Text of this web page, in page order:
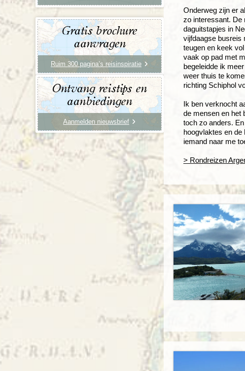
Onderweg zijn er
zo interessant. De
daguitstapjes in
vijfdaagse busreis
teugen en keek
vaak op pad met
begeleidde ik
weer thuis te
richting Schiphol
Ik ben verknocht
de mensen en het
toch zo anders.
hoogvlaktes en de
iemand naar me
> Rondreizen
Gratis brochure
aanvragen
Ruim 300 pagina’s reisinspiratie
Ontvang reistips en
aanbiedingen
Aanmelden nieuwsbrief